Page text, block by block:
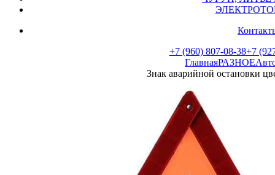
Контакты
+7 (960) 807-08-38+7
ГлавнаяРАЗНОЕ
Знак аварийной остановки